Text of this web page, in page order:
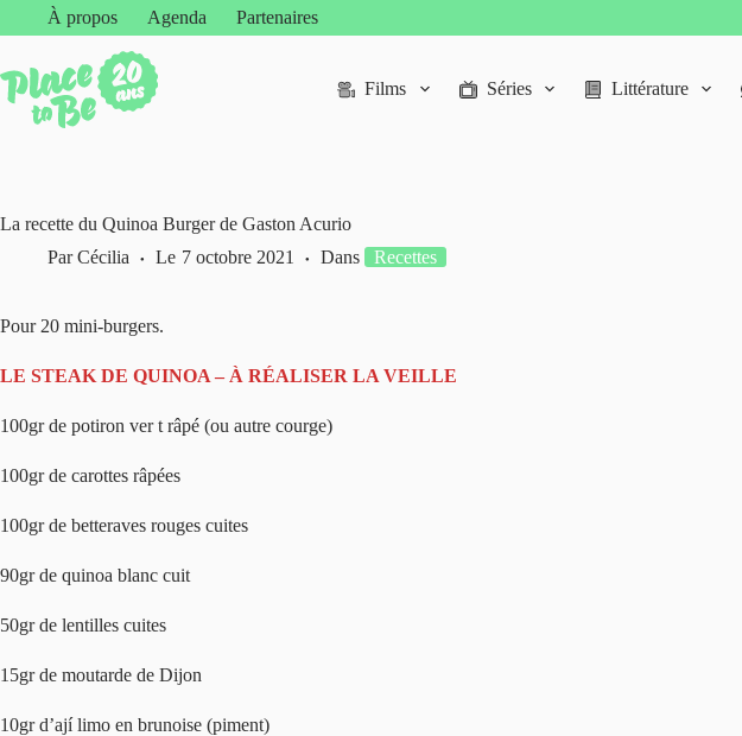
À propos Agenda Partenaires
Films Séries Littérature
La recette du Quinoa Burger de Gaston Acurio
Par Cécilia Le 7 octobre 2021 Dans Recettes
Pour 20 mini-burgers.
LE STEAK DE QUINOA – À RÉALISER LA VEILLE
100gr de potiron ver t râpé (ou autre courge)
100gr de carottes râpées
100gr de betteraves rouges cuites
90gr de quinoa blanc cuit
50gr de lentilles cuites
15gr de moutarde de Dijon
10gr d’ají limo en brunoise (piment)